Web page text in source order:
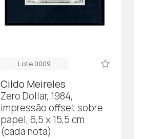
Lote 0009
Cildo Meireles
Zero Dollar, 1984,
impressão offset sobre
papel, 6,5 x 15,5 cm
(cada nota)